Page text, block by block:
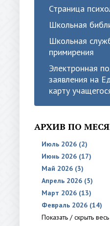
Страница
Школьная
Школьная
примирения
Электронная
заявления на
карту
АРХИВ ПО
Июль 2026 (2)
Июнь 2026 (17)
Май 2026 (3)
Апрель 2026 (5)
Март 2026 (13)
Февраль 2026 (14)
Показать / скрыть